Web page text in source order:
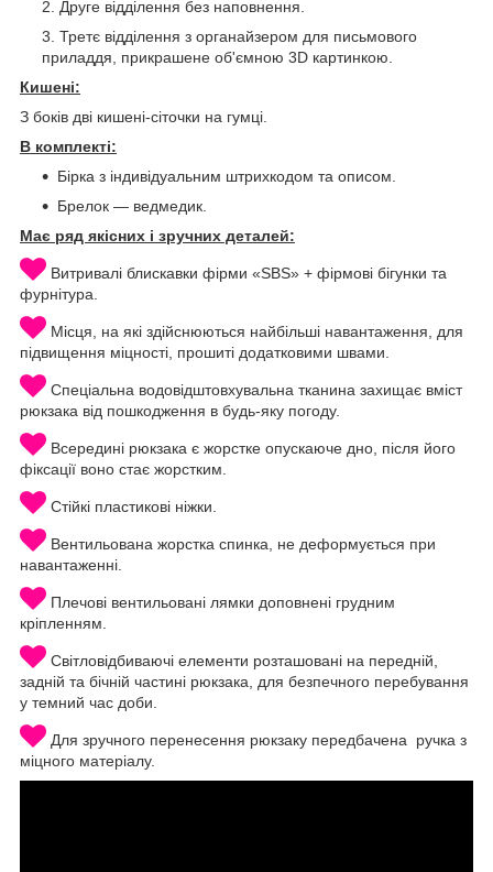
Друге відділення без наповнення.
Третє відділення з органайзером для письмового
приладдя, прикрашене об'ємною 3D картинкою.
Кишені:
З боків дві кишені-сіточки на гумці.
В комплекті:
Бірка з індивідуальним штрихкодом та описом.
Брелок — ведмедик.
Має ряд якісних і зручних деталей:
Витривалі блискавки фірми «SBS» + фірмові бігунки та
фурнітура.
Місця, на які здійснюються найбільші навантаження, для
підвищення міцності, прошиті додатковими швами.
Спеціальна водовідштовхувальна тканина захищає вміст
рюкзака від пошкодження в будь-яку погоду.
Всередині рюкзака є жорстке опускаюче дно, після його
фіксації воно стає жорстким.
Стійкі пластикові ніжки.
Вентильована жорстка спинка, не деформується при
навантаженні.
Плечові вентильовані лямки доповнені грудним
кріпленням.
Світловідбиваючі елементи розташовані на передній,
задній та бічній частині рюкзака, для безпечного перебування
у темний час доби.
Для зручного перенесення рюкзаку передбачена ручка з
міцного матеріалу.